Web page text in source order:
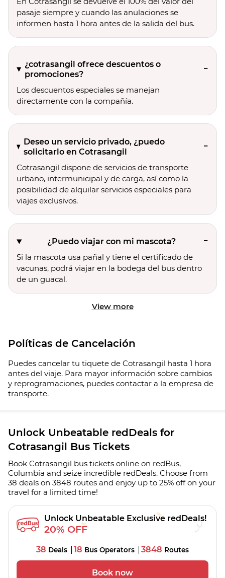
pasaje siempre y cuando las anulaciones se
informen hasta 1 hora antes de la salida del bus.
¿cotrasangil ofrece descuentos o
promociones?
Los descuentos especiales se manejan
directamente con la compañía.
Deseo un servicio privado, ¿puedo
solicitarlo en Cotrasangil
Cotrasangil dispone de servicios de transporte
urbano, intermunicipal y de carga, así como la
posibilidad de alquilar servicios especiales para
viajes exclusivos.
¿Puedo viajar con mi mascota?
Si la mascota usa pañal y tiene el certificado de
vacunas, podrá viajar en la bodega del bus dentro
de un guacal.
View more
Políticas de Cancelación
Puedes cancelar tu tiquete de Cotrasangil hasta 1 hora
antes del viaje. Para mayor información sobre cambios
y reprogramaciones, puedes contactar a la empresa de
transporte.
Unlock Unbeatable redDeals for
Cotrasangil Bus Tickets
Book Cotrasangil bus tickets online on redBus,
Columbia and seize incredible redDeals. Choose from
38 deals on 3848 routes and enjoy up to 25% off on your
travel for a limited time!
Unlock Unbeatable Exclusive redDeals!
20% OFF
38 Deals 18 Bus Operators 3848 Routes
Book now